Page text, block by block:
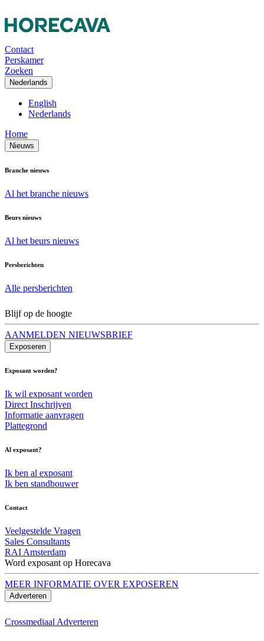
Contact
Perskamer
Zoeken
Nederlands
English
Nederlands
Home
Nieuws
Branche nieuws
Al het branche nieuws
Beurs nieuws
Al het beurs nieuws
Persberichten
Alle persberichten
Blijf op de hoogte
AANMELDEN NIEUWSBRIEF
Exposeren
Exposant worden?
Ik wil exposant worden
Direct Inschrijven
Informatie aanvragen
Plattegrond
Al exposant?
Ik ben al exposant
Ik ben standbouwer
Contact
Veelgestelde Vragen
Sales Consultants
RAI Amsterdam
Word exposant op Horecava
MEER INFORMATIE OVER EXPOSEREN
Adverteren
Crossmediaal Adverteren